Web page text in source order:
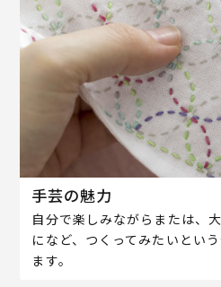
手芸の魅力
自分で楽しみながらまたは、
になど、つくってみたいとい
ます。